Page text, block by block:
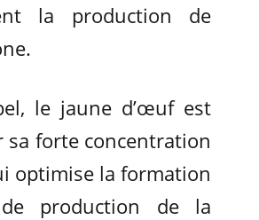
la production de
le jaune d’œuf est
sa forte concentration
optimise la formation
production de la